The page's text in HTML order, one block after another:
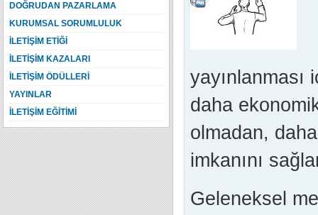
daha
olmadan,
imkanını
Geleneksel
DOĞRUDAN PAZARLAMA
KURUMSAL SORUMLULUK
İLETİŞİM ETİĞİ
İLETİŞİM KAZALARI
İLETİŞİM ÖDÜLLERİ
YAYINLAR
İLETİŞİM EĞİTİMİ